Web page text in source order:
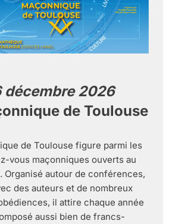
décembre 2026
de Toulouse
de Toulouse figure parmi les
vous maçonniques ouverts au
Organisé autour de conférences,
des auteurs et de nombreux
il attire chaque année
aussi bien de francs-